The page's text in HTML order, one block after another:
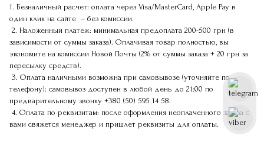
1. Безналичный расчет: оплата через Visa/MasterCard, Apple Pay в
один клик на сайте – без комиссии.
2. Наложенный платеж: минимальная предоплата 200-500 грн (в
зависимости от суммы заказа). Оплачивая товар полностью, вы
экономите на комиссии Новой Почты (2% от суммы заказа + 20 грн за
пересылку средств).
3. Оплата наличными возможна при самовывозе (уточняйте по
телефону): самовывоз доступен в любой день до 21:00 по
предварительному звонку +380 (50) 595 14 58.
4. Оплата по реквизитам: после оформления неоплаченного заказа с
вами свяжется менеджер и пришлет реквизиты для оплаты.